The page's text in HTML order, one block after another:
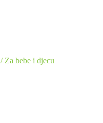
/ Za bebe i djecu